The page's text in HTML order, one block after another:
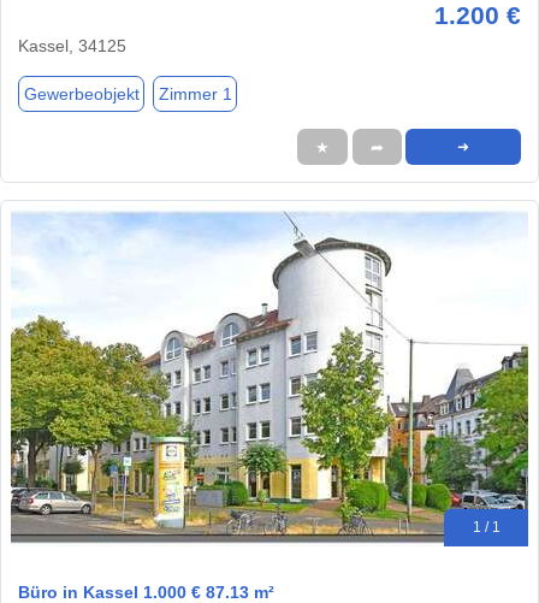
1.200 €
Kassel, 34125
Gewerbeobjekt Zimmer 1
★ ➦ ➜
1 / 1
Büro in Kassel 1.000 € 87.13 m²